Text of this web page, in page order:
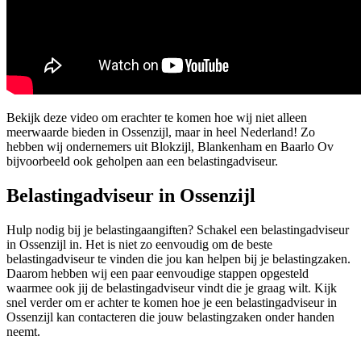
Bekijk deze video om erachter te komen hoe wij niet alleen
meerwaarde bieden in Ossenzijl, maar in heel Nederland! Zo
hebben wij ondernemers uit Blokzijl, Blankenham en Baarlo Ov
bijvoorbeeld ook geholpen aan een belastingadviseur.
Belastingadviseur in Ossenzijl
Hulp nodig bij je belastingaangiften? Schakel een belastingadviseur
in Ossenzijl in. Het is niet zo eenvoudig om de beste
belastingadviseur te vinden die jou kan helpen bij je belastingzaken.
Daarom hebben wij een paar eenvoudige stappen opgesteld
waarmee ook jij de belastingadviseur vindt die je graag wilt. Kijk
snel verder om er achter te komen hoe je een belastingadviseur in
Ossenzijl kan contacteren die jouw belastingzaken onder handen
neemt.